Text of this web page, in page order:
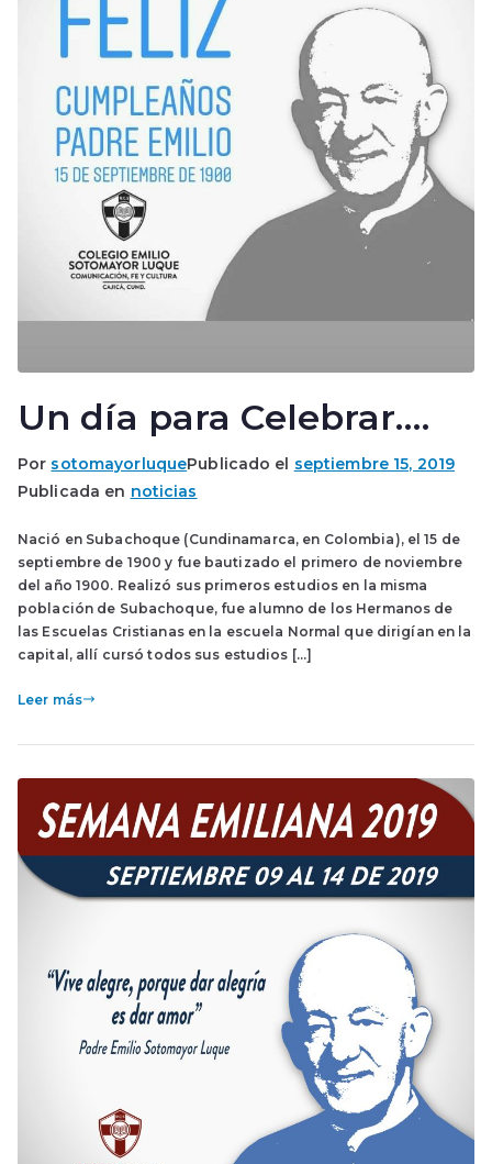
Un día para Celebrar….
Por sotomayorluquePublicado el septiembre 15, 2019
Publicada en noticias
Nació en Subachoque (Cundinamarca, en Colombia), el 15 de
septiembre de 1900 y fue bautizado el primero de noviembre
del año 1900. Realizó sus primeros estudios en la misma
población de Subachoque, fue alumno de los Hermanos de
las Escuelas Cristianas en la escuela Normal que dirigían en la
capital, allí cursó todos sus estudios […]
Leer más